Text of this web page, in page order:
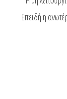
Επειδή η